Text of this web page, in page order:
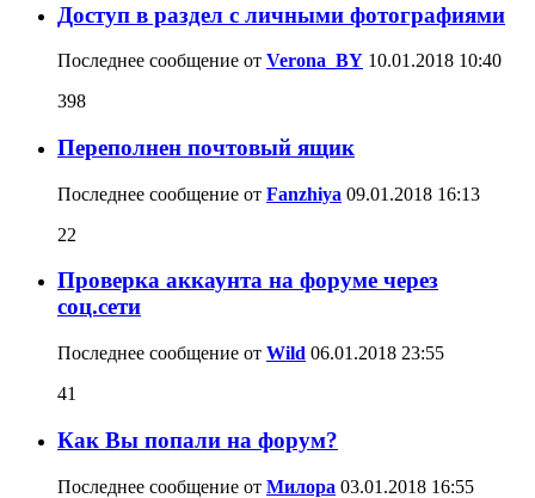
Доступ в раздел с личными фотографиями
Последнее сообщение от Verona_BY 10.01.2018 10:40
398
Переполнен почтовый ящик
Последнее сообщение от Fanzhiya 09.01.2018 16:13
22
Проверка аккаунта на форуме через
соц.сети
Последнее сообщение от Wild 06.01.2018 23:55
41
Как Вы попали на форум?
Последнее сообщение от Милора 03.01.2018 16:55